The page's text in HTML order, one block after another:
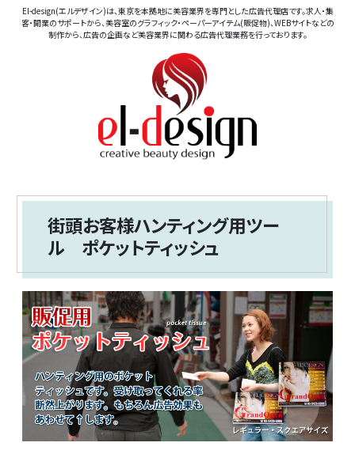
El-design(エルデザイン)は、東京を本拠地に美容業界を専門とした広告代理店です。求人・集
客・開業のサポートから、美容室のグラフィック・ペーパーアイテム(販促物)、WEBサイトなどの
制作から、広告の企画など美容業界に関わる広告代理業務を行っております。
街頭お客様ハンティング用ツー
ル ポケットティッシュ